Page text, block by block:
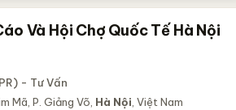
Và Hội Chợ Quốc Tế Hà Nội
- Tư Vấn
Mã, P. Giảng Võ, Hà Nội , Việt Nam